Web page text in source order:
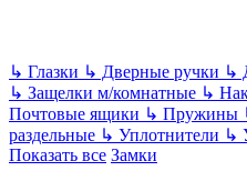
↳ Глазки ↳ Дверные ручки ↳
↳ Защелки м/комнатные ↳
Почтовые ящики ↳ Пружины
раздельные ↳ Уплотнители ↳
Показать все Замки